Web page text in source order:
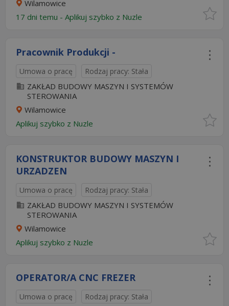
Wilamowice
17 dni temu - Aplikuj szybko z Nuzle
Pracownik Produkcji -
Umowa o pracę Rodzaj pracy: Stała
ZAKŁAD BUDOWY MASZYN I SYSTEMÓW
STEROWANIA
Wilamowice
Aplikuj szybko z Nuzle
KONSTRUKTOR BUDOWY MASZYN I
URZADZEN
Umowa o pracę Rodzaj pracy: Stała
ZAKŁAD BUDOWY MASZYN I SYSTEMÓW
STEROWANIA
Wilamowice
Aplikuj szybko z Nuzle
OPERATOR/A CNC FREZER
Umowa o pracę Rodzaj pracy: Stała